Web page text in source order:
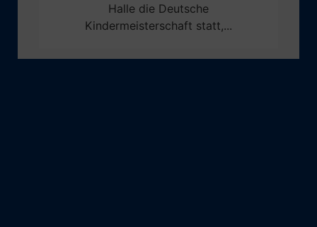
Halle die Deutsche
Kindermeisterschaft statt,...